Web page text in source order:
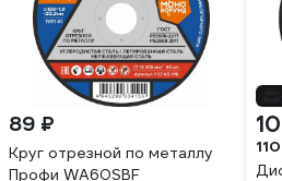
89 ₽
Круг отрезной по металлу
Профи WA60SBF